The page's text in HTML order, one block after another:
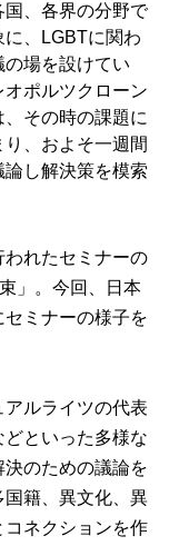
、各界の分野で
、LGBTに関わ
場を設けてい
ポルツクローン
その時の課題に
、およそ一週間
し解決策を模索
れたセミナーの
」。今回、日本
ミナーの様子を
ルライツの代表
といった多様な
のための議論を
国籍、異文化、異
ネクションを作